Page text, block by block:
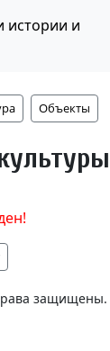
истории и
Объекты
защищены.